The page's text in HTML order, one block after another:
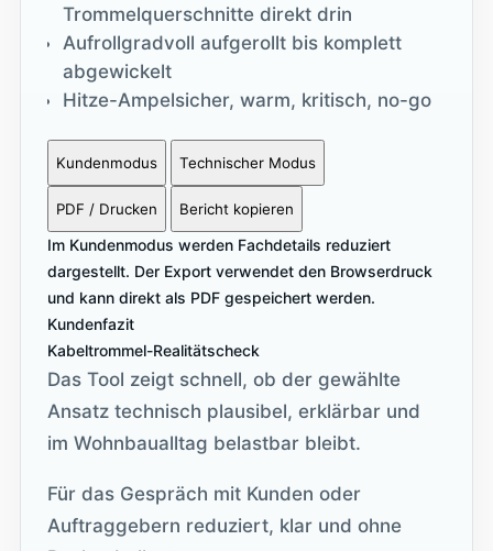
Trommelquerschnitte direkt drin
Aufrollgradvoll aufgerollt bis komplett
abgewickelt
Hitze-Ampelsicher, warm, kritisch, no-go
Kundenmodus Technischer Modus
PDF / Drucken Bericht kopieren
Im Kundenmodus werden Fachdetails reduziert
dargestellt. Der Export verwendet den Browserdruck
und kann direkt als PDF gespeichert werden.
Kundenfazit
Kabeltrommel-Realitätscheck
Das Tool zeigt schnell, ob der gewählte
Ansatz technisch plausibel, erklärbar und
im Wohnbaualltag belastbar bleibt.
Für das Gespräch mit Kunden oder
Auftraggebern reduziert, klar und ohne